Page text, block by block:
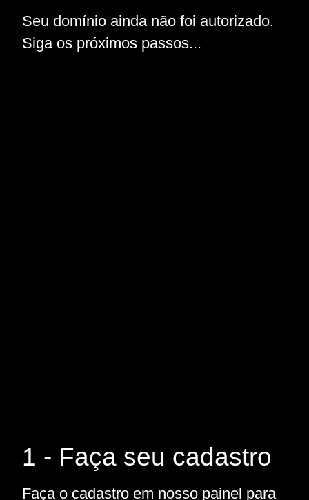
Seu domínio ainda não foi autorizado.
Siga os próximos passos...
1 - Faça seu cadastro
Faça o cadastro em nosso painel para